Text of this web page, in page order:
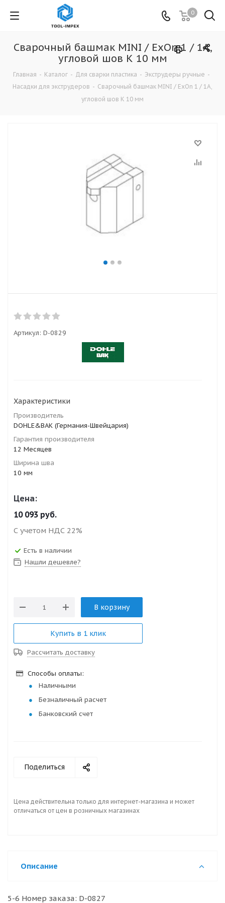
0
Сварочный башмак MINI / ExOn 1 / 1A,
угловой шов К 10 мм
Главная - Каталог - Для сварки пластика - Экструдеры ручные -
Насадки для экструдеров - Сварочный башмак MINI / ExOn 1 / 1A,
угловой шов К 10 мм
Артикул: D-0829
Характеристики
Производитель
DOHLE&BAK (Германия-Швейцария)
Гарантия производителя
12 Месяцев
Ширина шва
10 мм
Цена:
10 093 руб.
С учетом НДС 22%
Есть в наличии
Нашли дешевле?
В корзину
Купить в 1 клик
Рассчитать доставку
Способы оплаты:
Наличными
Безналичный расчет
Банковский счет
Поделиться
Цена действительна только для интернет-магазина и может
отличаться от цен в розничных магазинах
Описание
5-6 Номер заказа: D-0827